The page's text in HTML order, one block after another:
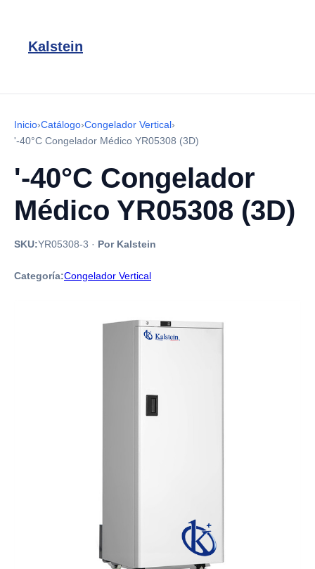
Kalstein
Inicio›Catálogo›Congelador Vertical›
'-40°C Congelador Médico YR05308 (3D)
'-40°C Congelador
Médico YR05308 (3D)
SKU:YR05308-3 · Por Kalstein
Categoría:Congelador Vertical